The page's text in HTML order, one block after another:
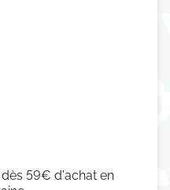
59€ d'achat en